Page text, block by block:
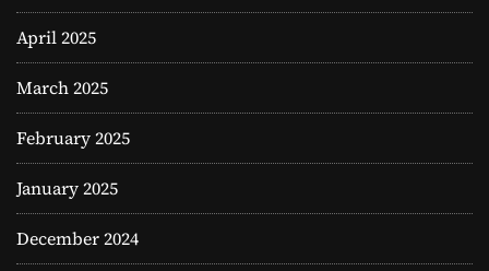
April 2025
March 2025
February 2025
January 2025
December 2024